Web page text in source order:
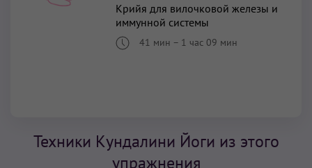
Крийя для вилочковой железы и
иммунной системы
41 мин – 1 час 09 мин
Техники Кундалини Йоги из этого
упражнения